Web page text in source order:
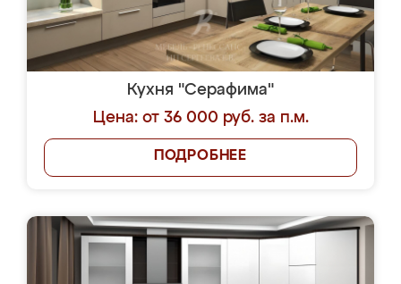
Кухня "Серафима"
Цена: от 36 000 руб. за п.м.
ПОДРОБНЕЕ